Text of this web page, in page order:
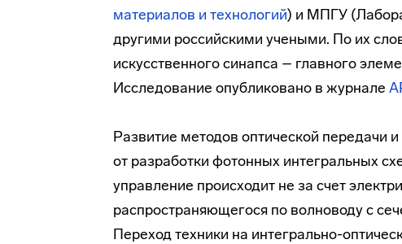
материалов и технологий) и МПГУ
другими российскими учеными. По их
искусственного синапса – главного
Исследование опубликовано в журнале
Развитие методов оптической передачи
от разработки фотонных интегральных
управление происходит не за счет
распространяющегося по волноводу с
Переход техники на интегрально-